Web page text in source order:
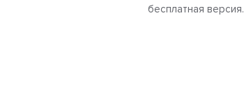
бесплатная версия.